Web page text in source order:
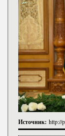
Источник: http://